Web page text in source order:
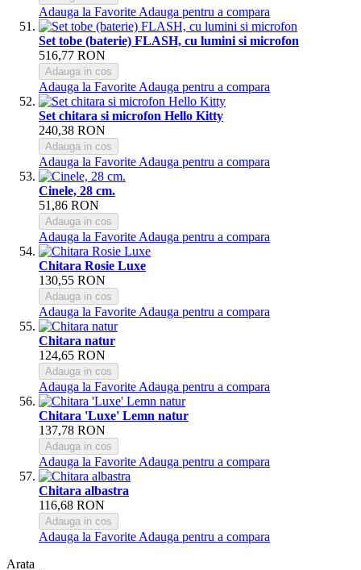
Adauga la Favorite Adauga pentru a compara
Set tobe (baterie) FLASH, cu lumini si microfon
516,77 RON
Adauga in cos
Adauga la Favorite Adauga pentru a compara
Set chitara si microfon Hello Kitty
240,38 RON
Adauga in cos
Adauga la Favorite Adauga pentru a compara
Cinele, 28 cm.
51,86 RON
Adauga in cos
Adauga la Favorite Adauga pentru a compara
Chitara Rosie Luxe
130,55 RON
Adauga in cos
Adauga la Favorite Adauga pentru a compara
Chitara natur
124,65 RON
Adauga in cos
Adauga la Favorite Adauga pentru a compara
Chitara 'Luxe' Lemn natur
137,78 RON
Adauga in cos
Adauga la Favorite Adauga pentru a compara
Chitara albastra
116,68 RON
Adauga in cos
Adauga la Favorite Adauga pentru a compara
Arata